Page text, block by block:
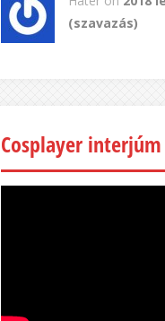
(szavazás)
Cosplayer interjúm